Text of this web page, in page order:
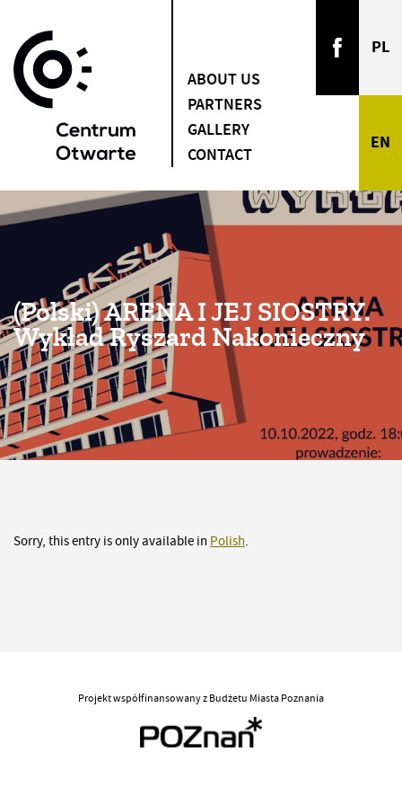
ABOUT US
PARTNERS
GALLERY
CONTACT
(Polski) ARENA I JEJ SIOSTRY​.
Wykład Ryszard Nakonieczny
Sorry, this entry is only available in Polish.